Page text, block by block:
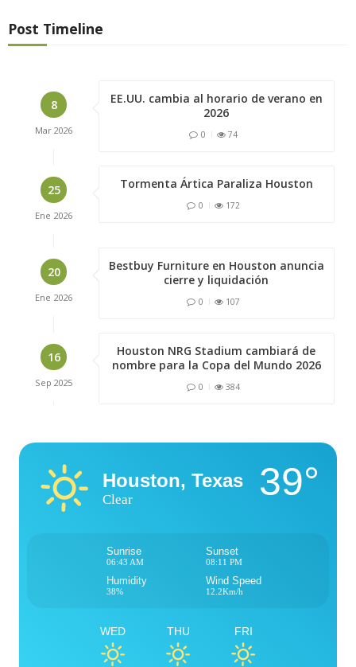
Post Timeline
8
Mar 2026
EE.UU. cambia al horario de verano en
2026
0 74
25
Ene 2026
Tormenta Ártica Paraliza Houston
0 172
20
Ene 2026
Bestbuy Furniture en Houston anuncia
cierre y liquidación
0 107
16
Sep 2025
Houston NRG Stadium cambiará de
nombre para la Copa del Mundo 2026
0 384
Houston, Texas
Clear 39°
Sunrise
06:43 AM
Sunset
08:11 PM
Humidity
38%
Wind Speed
12.2Km/h
WED THU FRI